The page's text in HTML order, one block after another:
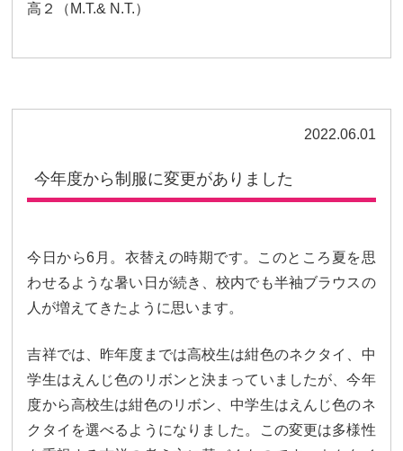
高２（M.T.& N.T.）
2022.06.01
今年度から制服に変更がありました
今日から6月。衣替えの時期です。このところ夏を思
わせるような暑い日が続き、校内でも半袖ブラウスの
人が増えてきたように思います。
吉祥では、昨年度までは高校生は紺色のネクタイ、中
学生はえんじ色のリボンと決まっていましたが、今年
度から高校生は紺色のリボン、中学生はえんじ色のネ
クタイを選べるようになりました。この変更は多様性